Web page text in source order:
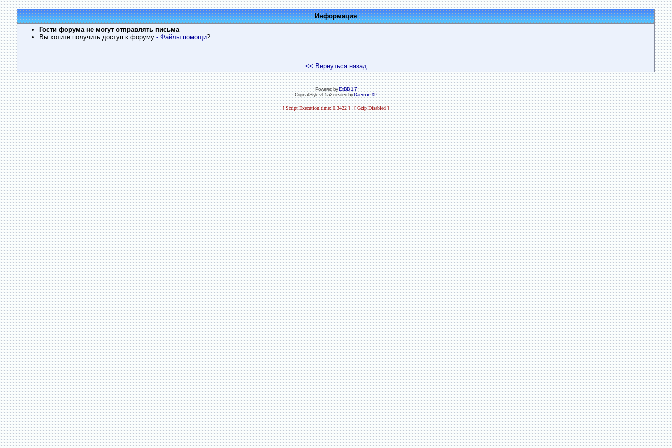
Информация
Гости форума не могут отправлять письма
Вы хотите получить доступ к форуму - Файлы помощи?
<< Вернуться назад
Powered byExBB 1.7
Original Style v1.5a2 created byDaemon.XP
[ Script Execution time: 0.3422 ] [ Gzip Disabled ]